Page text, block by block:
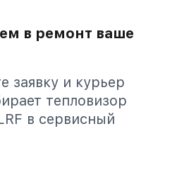
в ремонт ваше
заявку и курьер
тепловизор
в сервисный